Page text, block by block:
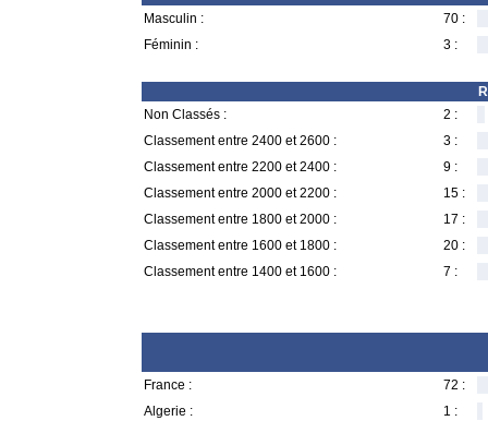
Masculin :
70 :
Féminin :
3 :
Non Classés :
2 :
Classement entre 2400 et 2600 :
3 :
Classement entre 2200 et 2400 :
9 :
Classement entre 2000 et 2200 :
15 :
Classement entre 1800 et 2000 :
17 :
Classement entre 1600 et 1800 :
20 :
Classement entre 1400 et 1600 :
7 :
France :
72 :
Algerie :
1 :